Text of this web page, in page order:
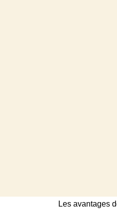
Les avantages